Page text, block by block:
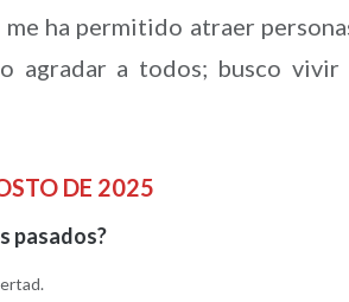
ha permitido atraer
agradar a todos; busco vivir
DE 2025
pasados?